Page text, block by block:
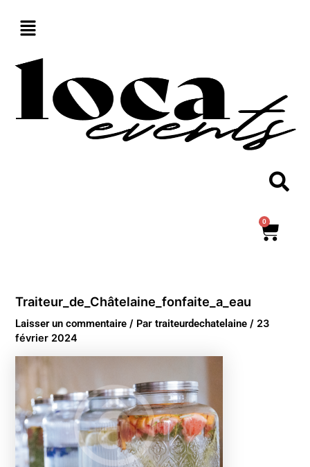
0
Traiteur_de_Châtelaine_fonfaite_a_eau
Laisser un commentaire / Partraiteurdechatelaine/ 23
février 2024